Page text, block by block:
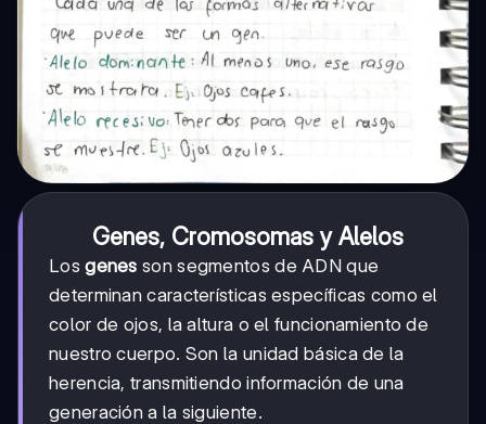
Genes, Cromosomas y Alelos
Losgenes son segmentos de ADN que
determinan características específicas como el
color de ojos, la altura o el funcionamiento de
nuestro cuerpo. Son la unidad básica de la
herencia, transmitiendo información de una
generación a la siguiente.